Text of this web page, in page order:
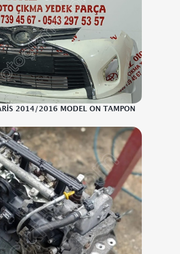
2014/2016 MODEL ON TAMPON